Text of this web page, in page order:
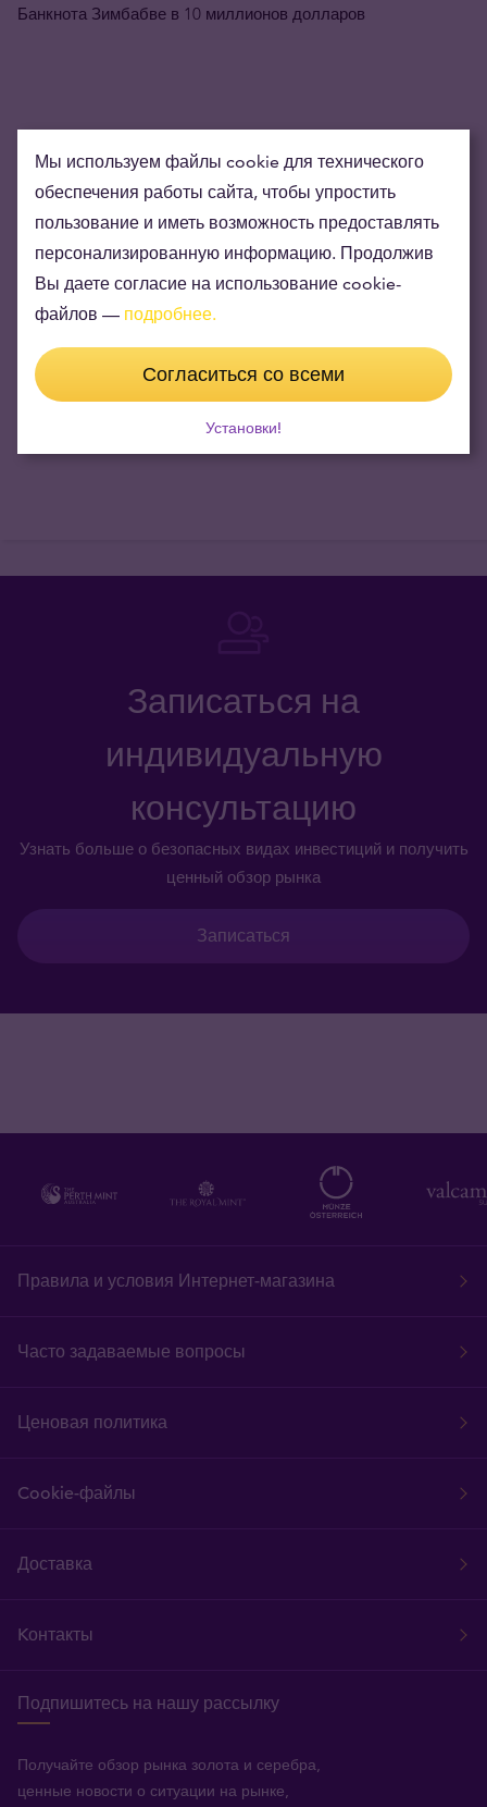
Банкнота Зимбабве в 10 миллионов долларов
Записаться на
индивидуальную
консультацию
Узнать больше о безопасных видах инвестиций и получить
ценный обзор рынка
Записаться
Правила и условия Интернет-магазина
Часто задаваемые вопросы
Ценовая политика
Cookie-файлы
Доставка
Kонтакты
Подпишитесь на нашу рассылку
Получайте обзор рынка золота и серебра,
ценные новости о ситуации на рынке,
Мы используем файлы cookie для технического
обеспечения работы сайта, чтобы упростить
пользование и иметь возможность предоставлять
персонализированную информацию. Продолжив
Вы даете согласие на использование cookie-
файлов — подробнее.
Согласиться со всеми
Установки!